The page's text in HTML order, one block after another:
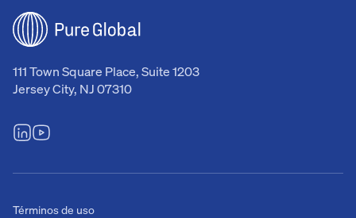
111 Town Square Place, Suite 1203
Jersey City, NJ 07310
Términos de uso